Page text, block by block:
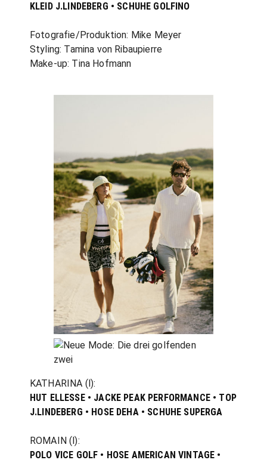
KLEID J.LINDEBERG • SCHUHE GOLFINO
Fotografie/Produktion: Mike Meyer
Styling: Tamina von Ribaupierre
Make-up: Tina Hofmann
KATHARINA (l):
HUT ELLESSE • JACKE PEAK PERFORMANCE • TOP
J.LINDEBERG • HOSE DEHA • SCHUHE SUPERGA
ROMAIN (l):
POLO VICE GOLF • HOSE AMERICAN VINTAGE •